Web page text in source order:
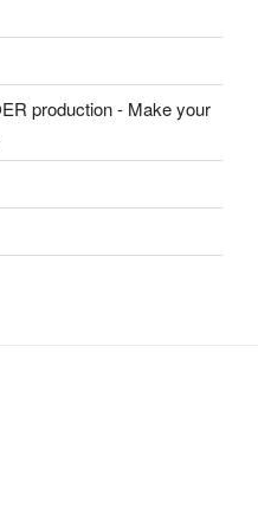
production - Make your